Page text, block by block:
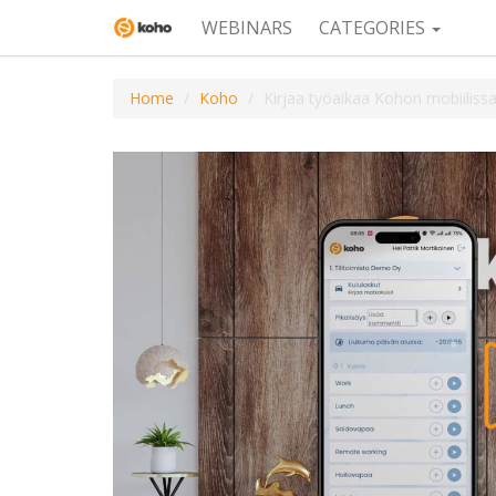
WEBINARS CATEGORIES
Home Koho Kirjaa työaikaa Kohon mobiilissa